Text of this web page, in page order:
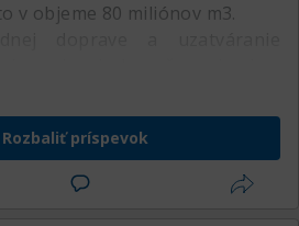
v objeme 80 miliónov m3.
stream 2 a spoločnosť
svojich 140 zamestnancov.
práve obavy z rýchleho
technológie výroby v
Rozbaliť príspevok